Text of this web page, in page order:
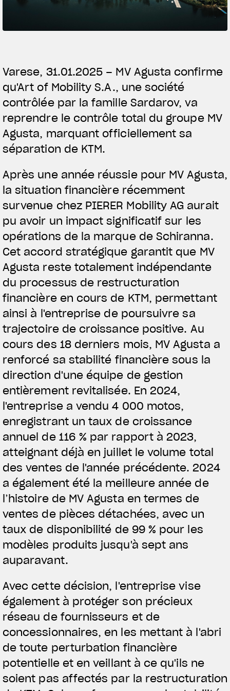
ABOUT
RUSH
INSTAGRAM
FACEBOOK
YOUTUBE
Varese, 31.01.2025 – MV Agusta confirme
qu'Art of Mobility S.A., une société
contrôlée par la famille Sardarov, va
reprendre le contrôle total du groupe MV
Agusta, marquant officiellement sa
séparation de KTM.
Après une année réussie pour MV Agusta,
la situation financière récemment
survenue chez PIERER Mobility AG aurait
pu avoir un impact significatif sur les
opérations de la marque de Schiranna.
Cet accord stratégique garantit que MV
Agusta reste totalement indépendante
du processus de restructuration
financière en cours de KTM, permettant
ainsi à l'entreprise de poursuivre sa
trajectoire de croissance positive. Au
cours des 18 derniers mois, MV Agusta a
renforcé sa stabilité financière sous la
direction d'une équipe de gestion
entièrement revitalisée. En 2024,
l'entreprise a vendu 4 000 motos,
enregistrant un taux de croissance
annuel de 116 % par rapport à 2023,
atteignant déjà en juillet le volume total
des ventes de l'année précédente. 2024
a également été la meilleure année de
l’histoire de MV Agusta en termes de
ventes de pièces détachées, avec un
taux de disponibilité de 99 % pour les
modèles produits jusqu'à sept ans
auparavant.
Avec cette décision, l'entreprise vise
également à protéger son précieux
réseau de fournisseurs et de
concessionnaires, en les mettant à l'abri
de toute perturbation financière
potentielle et en veillant à ce qu'ils ne
soient pas affectés par la restructuration